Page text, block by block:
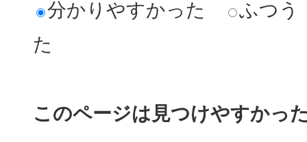
分かりやすかった
ふつう
た
このページは見つけやすかっ